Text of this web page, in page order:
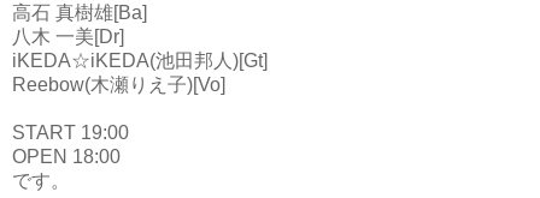
高石 真樹雄[Ba]
八木 一美[Dr]
iKEDA☆iKEDA(池田邦人)[Gt]
Reebow(木瀬りえ子)[Vo]
START 19:00
OPEN 18:00
です。